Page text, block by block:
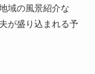
域の風景紹介な
が盛り込まれる予